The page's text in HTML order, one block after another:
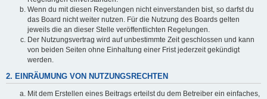
Wenn du mit diesen Regelungen nicht einverstanden bist, so darfst du
das Board nicht weiter nutzen. Für die Nutzung des Boards gelten
jeweils die an dieser Stelle veröffentlichten Regelungen.
Der Nutzungsvertrag wird auf unbestimmte Zeit geschlossen und kann
von beiden Seiten ohne Einhaltung einer Frist jederzeit gekündigt
werden.
2. EINRÄUMUNG VON NUTZUNGSRECHTEN
Mit dem Erstellen eines Beitrags erteilst du dem Betreiber ein einfaches,